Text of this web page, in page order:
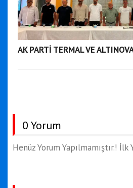
AK PARTİ TERMAL VE
0 Yorum
Henüz Yorum Yapılmamıştır.! İlk